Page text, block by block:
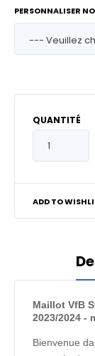
PERSONNALISER
QUANTITÉ
ADD TO
Maillot VfB
2023/2024 -
Bienvenue